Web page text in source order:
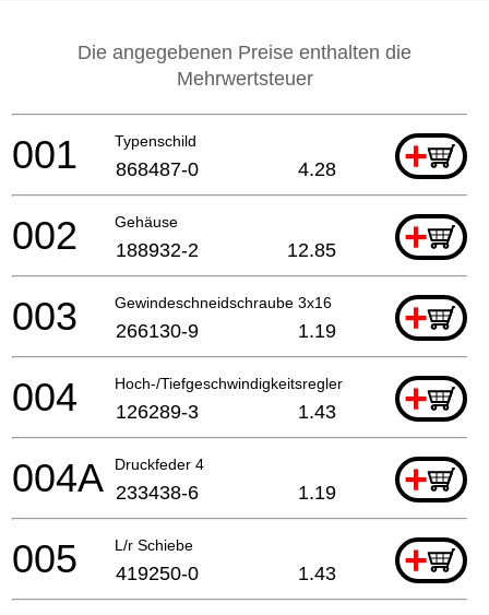
Die angegebenen Preise enthalten die
Mehrwertsteuer
Typenschild +
001 868487-0 4.28
Gehäuse +
002 188932-2 12.85
Gewindeschneidschraube 3x16 +
003 266130-9 1.19
Hoch-/Tiefgeschwindigkeitsregler +
004 126289-3 1.43
Druckfeder 4 +
004A 233438-6 1.19
L/r Schiebe +
005 419250-0 1.43